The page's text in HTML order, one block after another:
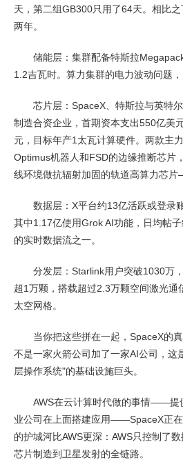
天，第二组GB300只用了64天。相比
两年。
储能层：集群配备特斯拉
1.2吉瓦时。算力集群的电力波动问题，
芯片层：SpaceX、特斯拉与英特
制造合资企业，首期资本支出550亿美
元，目标年产1太瓦计算硬件。两款主
Optimus机器人和FSD的边缘推断芯片
线环境做抗辐射加固的轨道高算力芯
数据层：X平台约13亿活跃或登录
其中1.17亿使用Grok AI功能，日均帖
的实时数据流之一。
分发层：Starlink用户突破1030万
超1万颗，搭载超过2.3万颗空间激光通
太空网格。
当你把这些拼在一起，SpaceX的
不是一家火箭公司加了一家AI公司，这
层操作系统"的基础设施巨头。
AWS在云计算时代做的事情——提
业公司在上面搭建应用——SpaceX正
的护城河比AWS更深：AWS只控制了
芯片制造到卫星发射的全链路。